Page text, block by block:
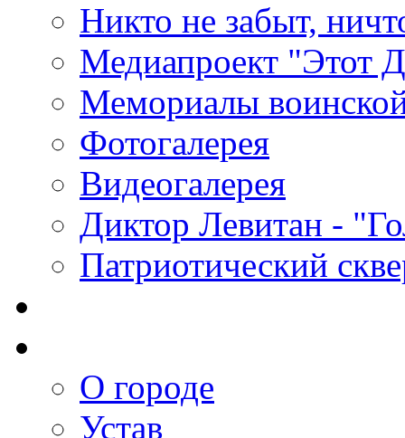
Никто не забыт,
Медиапроект "Этот
Мемориалы
Фотогалерея
Видеогалерея
Диктор Левитан -
Патриотический
О городе
Устав